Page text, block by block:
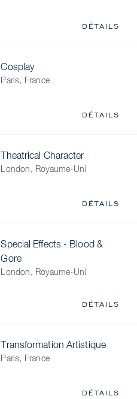
DÉTAILS
Cosplay
Paris, France
DÉTAILS
Theatrical Character
London, Royaume-Uni
DÉTAILS
Special Effects - Blood &
Gore
London, Royaume-Uni
DÉTAILS
Transformation Artistique
Paris, France
DÉTAILS